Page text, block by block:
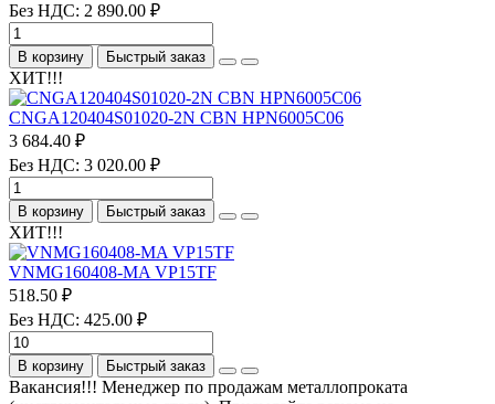
Без НДС: 2 890.00 ₽
В корзину Быстрый заказ
ХИТ!!!
CNGA120404S01020-2N CBN HPN6005C06
3 684.40 ₽
Без НДС: 3 020.00 ₽
В корзину Быстрый заказ
ХИТ!!!
VNMG160408-MA VP15TF
518.50 ₽
Без НДС: 425.00 ₽
В корзину Быстрый заказ
Вакансия!!! Менеджер по продажам металлопроката